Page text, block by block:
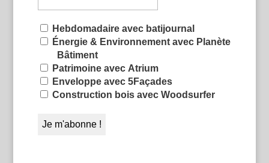
Hebdomadaire avec batijournal
Énergie & Environnement avec Planète
Bâtiment
Patrimoine avec Atrium
Enveloppe avec 5Façades
Construction bois avec Woodsurfer